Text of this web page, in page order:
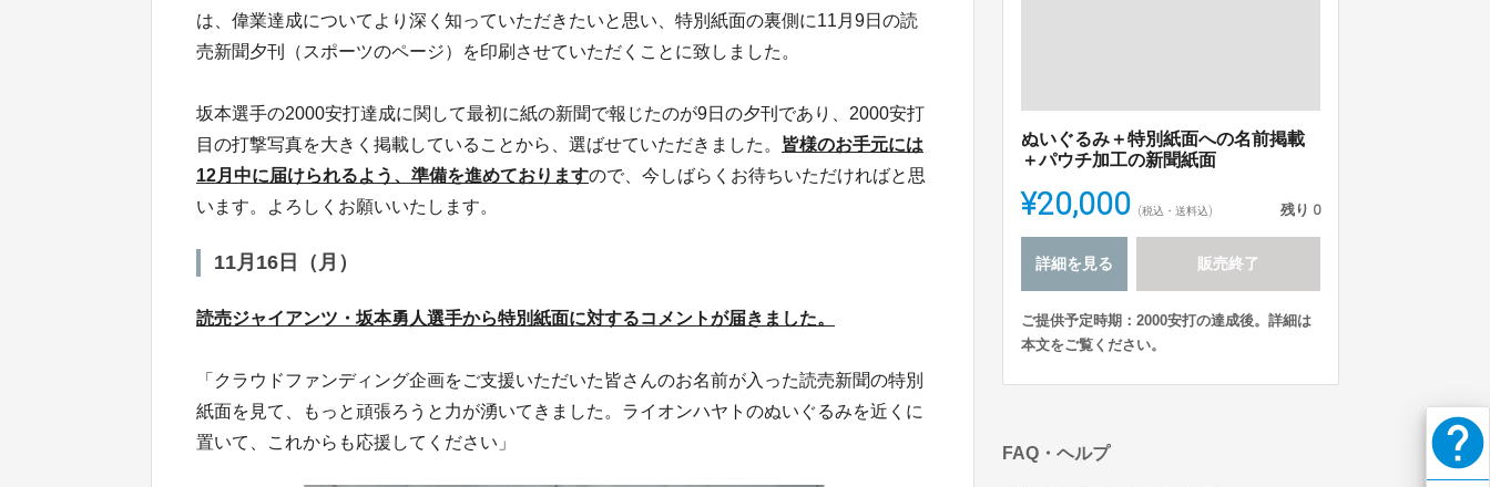
は、偉業達成についてより深く知っていただきたいと思い、特別紙面の裏側に11月9日の読
売新聞夕刊（スポーツのページ）を印刷させていただくことに致しました。
坂本選手の2000安打達成に関して最初に紙の新聞で報じたのが9日の夕刊であり、2000安打
目の打撃写真を大きく掲載していることから、選ばせていただきました。 皆様のお手元には
12月中に届けられるよう、準備を進めておりますので、今しばらくお待ちいただければと思
います。よろしくお願いいたします。
11月16日（月）
読売ジャイアンツ・坂本勇人選手から特別紙面に対するコメントが届きました。
「クラウドファンディング企画をご支援いただいた皆さんのお名前が入った読売新聞の特別
紙面を見て、もっと頑張ろうと力が湧いてきました。ライオンハヤトのぬいぐるみを近くに
置いて、これからも応援してください」
ぬいぐるみ＋特別紙面への名前掲載
＋パウチ加工の新聞紙面
¥20,000 (税込・送料込) 残り 0
詳細を見る 販売終了
ご提供予定時期：2000安打の達成後。詳細は
本文をご覧ください。
FAQ・ヘルプ help